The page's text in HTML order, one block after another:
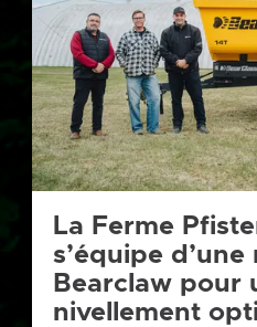
La Ferme
s’équipe
Bearclaw pour
nivellement